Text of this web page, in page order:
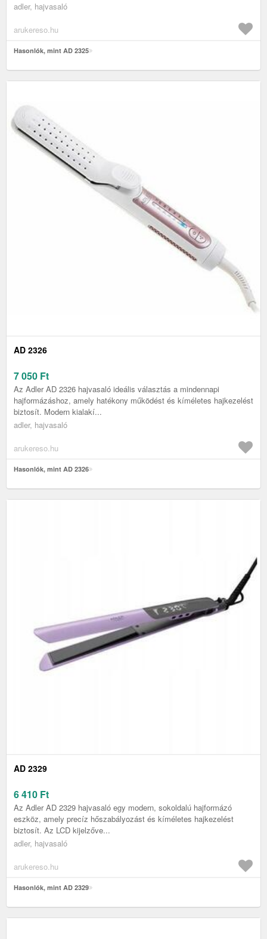
adler, hajvasaló
arukereso.hu
Hasonlók, mint AD 2325
AD 2326
7 050 Ft
Az Adler AD 2326 hajvasaló ideális választás a mindennapi
hajformázáshoz, amely hatékony működést és kíméletes hajkezelést
biztosít. Modern kialakí...
adler, hajvasaló
arukereso.hu
Hasonlók, mint AD 2326
AD 2329
6 410 Ft
Az Adler AD 2329 hajvasaló egy modern, sokoldalú hajformázó
eszköz, amely precíz hőszabályozást és kíméletes hajkezelést
biztosít. Az LCD kijelzőve...
adler, hajvasaló
arukereso.hu
Hasonlók, mint AD 2329